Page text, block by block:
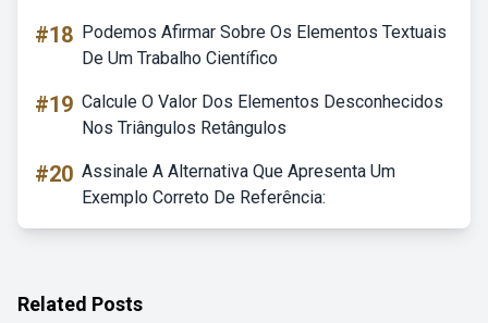
#18 Podemos Afirmar Sobre Os Elementos Textuais
De Um Trabalho Científico
#19 Calcule O Valor Dos Elementos Desconhecidos
Nos Triângulos Retângulos
#20 Assinale A Alternativa Que Apresenta Um
Exemplo Correto De Referência:
Related Posts